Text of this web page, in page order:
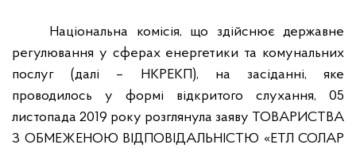
Національна комісія, що здійснює державне
регулювання у сферах енергетики та комунальних
послуг (далі – НКРЕКП), на засіданні, яке
проводилось у формі відкритого слухання, 05
листопада 2019 року розглянула заяву ТОВАРИСТВА
З ОБМЕЖЕНОЮ ВІДПОВІДАЛЬНІСТЮ «ЕТЛ СОЛАР